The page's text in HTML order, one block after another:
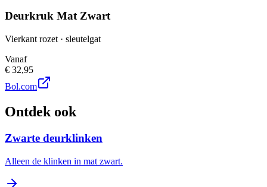
Deurkruk Mat Zwart
Vierkant rozet · sleutelgat
Vanaf
€ 32,95
Bol.com
Ontdek ook
Zwarte deurklinken
Alleen de klinken in mat zwart.